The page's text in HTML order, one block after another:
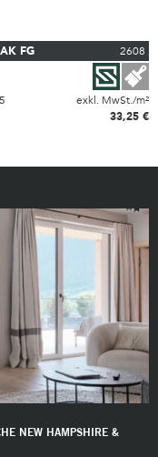
FG
2608
exkl. MwSt./m²
33,25 €
NEW HAMPSHIRE &